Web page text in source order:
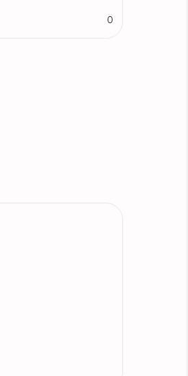
0